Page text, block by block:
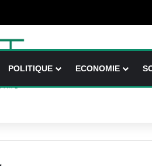
POLITIQUE ECONOMIE